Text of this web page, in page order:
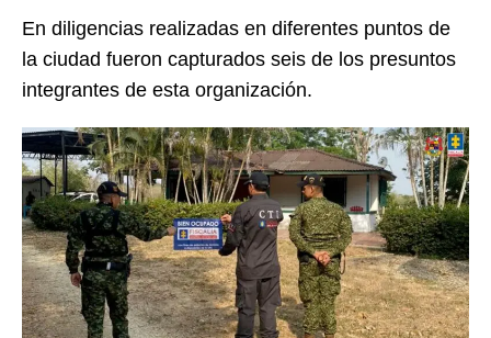
En diligencias realizadas en diferentes puntos de
la ciudad fueron capturados seis de los presuntos
integrantes de esta organización.